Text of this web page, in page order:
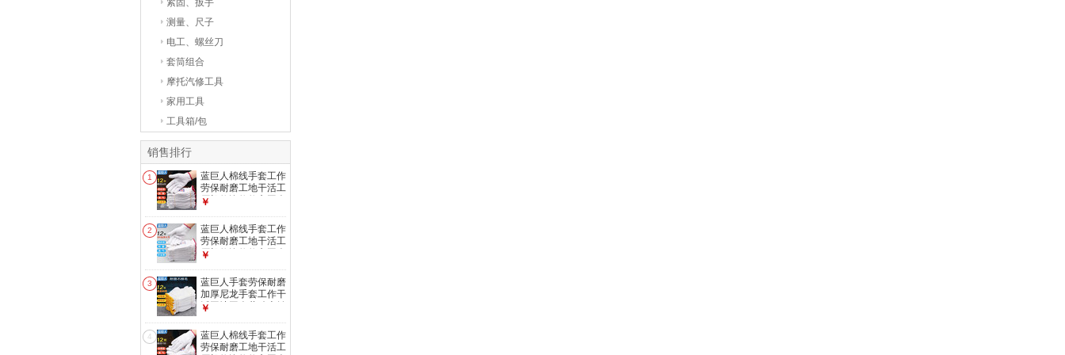
紧固、扳手
测量、尺子
电工、螺丝刀
套筒组合
摩托汽修工具
家用工具
工具箱/包
销售排行
1
蓝巨人棉线手套工作
劳保耐磨工地干活工
厂机修汽修修车工人
白色600g男女士通
用便宜 劳动防护手
套批发
￥
2
蓝巨人棉线手套工作
劳保耐磨工地干活工
厂机修汽修修车工人
白色800男士大号加
厚 劳动防护手套批
发
￥
3
蓝巨人手套劳保耐磨
加厚尼龙手套工作干
活工地工人劳动十针
龙手套450g男女均
码 机修汽修劳防手
￥
4
蓝巨人棉线手套工作
劳保耐磨工地干活工